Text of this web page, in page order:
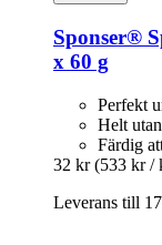
Sponser®
x 60 g
Perfekt
Helt
Färdig
32 kr (533 kr /
Leverans till